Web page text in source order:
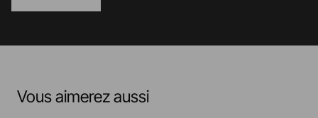
Vous aimerez aussi